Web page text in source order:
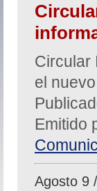
Circular
el
Emitido
Agosto 9